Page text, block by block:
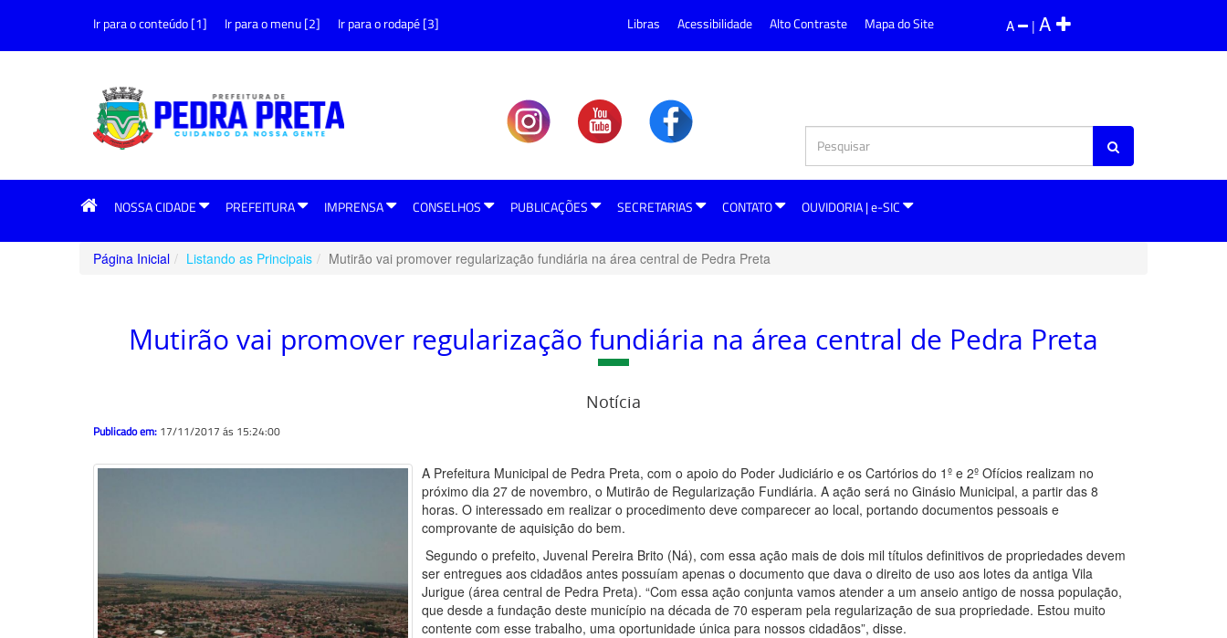
Ir para o conteúdo [1] Ir para o menu [2] Ir para o rodapé [3] A | A
Libras Acessibilidade Alto Contraste Mapa do Site
NOSSA CIDADE PREFEITURA IMPRENSA CONSELHOS PUBLICAÇÕES SECRETARIAS CONTATO OUVIDORIA | e-SIC
Página Inicial Listando as Principais Mutirão vai promover regularização fundiária na área central de Pedra Preta
Mutirão vai promover regularização fundiária na área central de Pedra Preta
Notícia
Publicado em: 17/11/2017 ás 15:24:00
A Prefeitura Municipal de Pedra Preta, com o apoio do Poder Judiciário e os Cartórios do 1º e 2º Ofícios realizam no
próximo dia 27 de novembro, o Mutirão de Regularização Fundiária. A ação será no Ginásio Municipal, a partir das 8
horas. O interessado em realizar o procedimento deve comparecer ao local, portando documentos pessoais e
comprovante de aquisição do bem.
Segundo o prefeito, Juvenal Pereira Brito (Ná), com essa ação mais de dois mil títulos definitivos de propriedades devem
ser entregues aos cidadãos antes possuíam apenas o documento que dava o direito de uso aos lotes da antiga Vila
Jurigue (área central de Pedra Preta). “Com essa ação conjunta vamos atender a um anseio antigo de nossa população,
que desde a fundação deste município na década de 70 esperam pela regularização de sua propriedade. Estou muito
contente com esse trabalho, uma oportunidade única para nossos cidadãos”, disse.